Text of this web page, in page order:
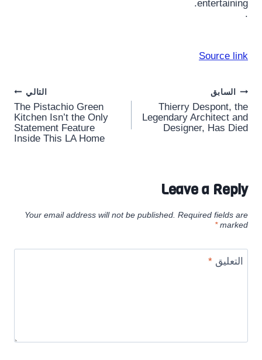
entertaining.
.
Source link
Post
navigation
السابق
Thierry Despont, the
Legendary Architect and
Designer, Has Died
التالي
The Pistachio Green
Kitchen Isn’t the Only
Statement Feature
Inside This LA Home
Leave a Reply
Your email address will not be published. Required fields are
marked
*
التعليق*